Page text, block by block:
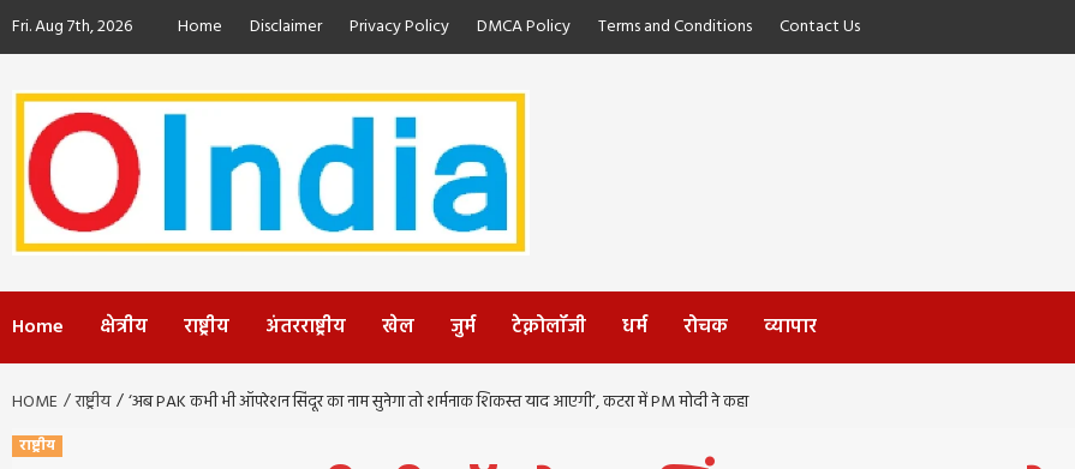
Skip
toFri. Aug 7th, 2026 Home Disclaimer Privacy Policy DMCA Policy Terms and Conditions Contact Us
Home क्षेत्रीय राष्ट्रीय अंतरराष्ट्रीय खेल जुर्म टेक्नोलॉजी धर्म रोचक व्यापार
HOME राष्ट्रीय ‘अब PAK कभी भी ऑपरेशन सिंदूर का नाम सुनेगा तो शर्मनाक शिकस्त याद आएगी’, कटरा में PM मोदी ने कहा
राष्ट्रीय